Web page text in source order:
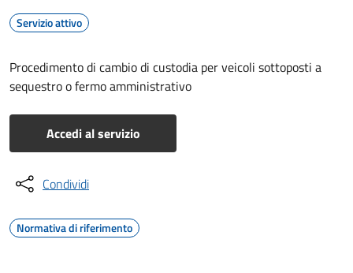
Servizio attivo
Procedimento di cambio di custodia per veicoli sottoposti a
sequestro o fermo amministrativo
Accedi al servizio
Condividi
Normativa di riferimento